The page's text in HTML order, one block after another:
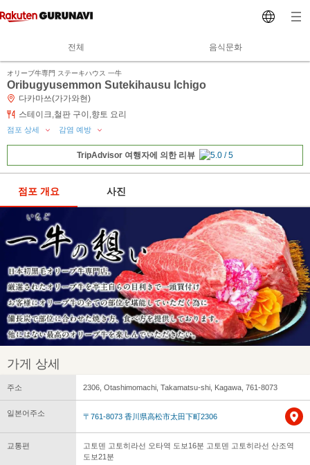
전체 음식문화
オリーブ牛専門 ステーキハウス 一牛
Oribugyusemmon Sutekihausu Ichigo
다카마쓰(가가와현)
스테이크,철판 구이,향토 요리
점포 상세 감염 예방
TripAdvisor 여행자에 의한 리뷰
점포 개요 사진
가게 상세
주소 2306, Otashimomachi, Takamatsu-shi, Kagawa, 761-8073
일본어주소 〒761-8073 香川県高松市太田下町2306
교통편
고토덴 고토히라선 오타역 도보16분 고토덴 고토히라선 산조역
도보21분